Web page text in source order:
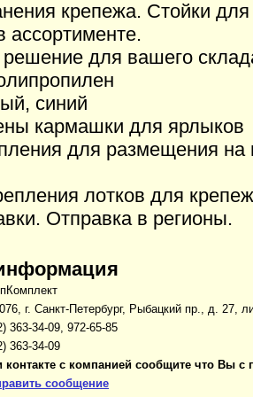
крепежа. Стойки
ассортименте.
для вашего
синий
кармашки для ярлыков
для размещения на
лотков для
Отправка в регионы.
г. Санкт-Петербург, Рыбацкий пр., д. 27,
363-34-09, 972-65-85
363-34-09
контакте с компанией сообщите что Вы с
сообщение